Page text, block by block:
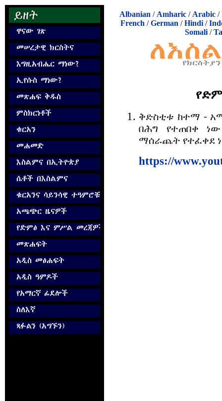
Albanian / Amharic / Arabic /
French /German /Hindi /
Somali/
ቅድስቲቱ ከተማ -
በሕግ የተጠበቀ
ማሰራጨት የተፈቀደ
https://